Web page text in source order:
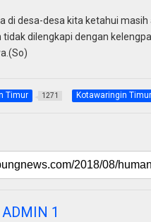
di desa-desa kita ketahui
tidak dilengkapi dengan
Timur 1271 Kotawaringin Timur
ADMIN 1